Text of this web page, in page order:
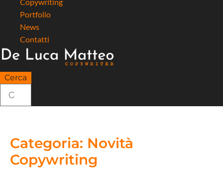
Copywriting
Portfolio
News
Contatti
Cerca
Categoria: Novità
Copywriting